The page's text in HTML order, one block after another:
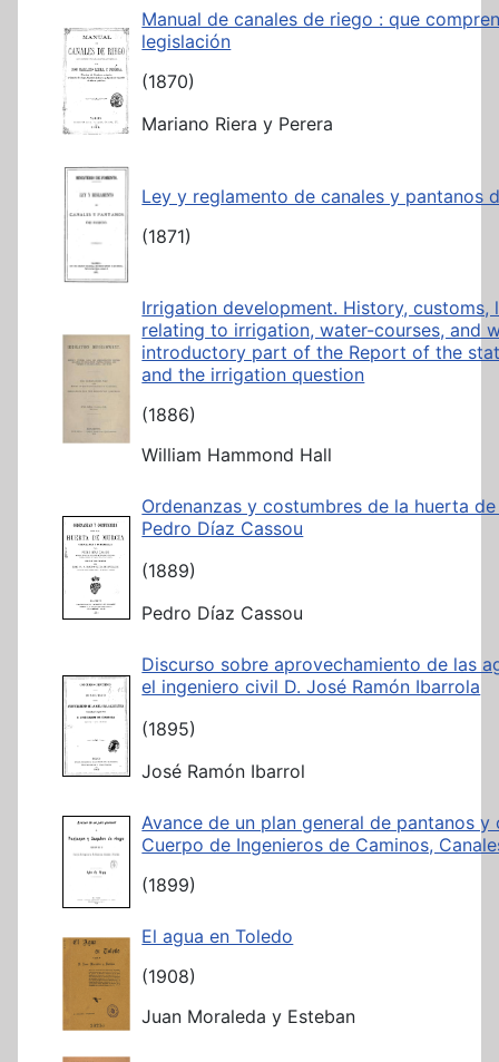
Manual de canales de riego : que
legislación
(1870)
Mariano Riera y Perera
Ley y reglamento de canales y pantanos
(1871)
Irrigation development. History,
relating to irrigation, water-courses, and
introductory part of the Report of the
and the irrigation question
(1886)
William Hammond Hall
Ordenanzas y costumbres de la huerta
Pedro Díaz Cassou
(1889)
Pedro Díaz Cassou
Discurso sobre aprovechamiento de las
el ingeniero civil D. José Ramón Ibarrola
(1895)
José Ramón Ibarrol
Avance de un plan general de pantanos
Cuerpo de Ingenieros de Caminos,
(1899)
El agua en Toledo
(1908)
Juan Moraleda y Esteban